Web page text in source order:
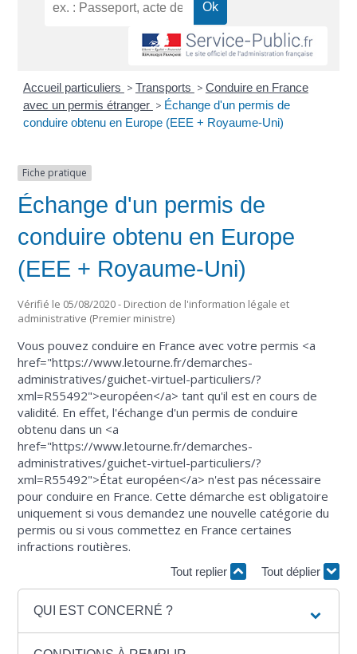
Accueil particuliers > Transports > Conduire en France
avec un permis étranger > Échange d'un permis de
conduire obtenu en Europe (EEE + Royaume-Uni)
Fiche pratique
Échange d'un permis de
conduire obtenu en Europe
(EEE + Royaume-Uni)
Vérifié le 05/08/2020 - Direction de l'information légale et
administrative (Premier ministre)
Vous pouvez conduire en France avec votre permis <a
href="https://www.letourne.fr/demarches-
administratives/guichet-virtuel-particuliers/?
xml=R55492">européen</a> tant qu'il est en cours de
validité. En effet, l'échange d'un permis de conduire
obtenu dans un <a
href="https://www.letourne.fr/demarches-
administratives/guichet-virtuel-particuliers/?
xml=R55492">État européen</a> n'est pas nécessaire
pour conduire en France. Cette démarche est obligatoire
uniquement si vous demandez une nouvelle catégorie du
permis ou si vous commettez en France certaines
infractions routières.
Tout replier Tout déplier
QUI EST CONCERNÉ ?